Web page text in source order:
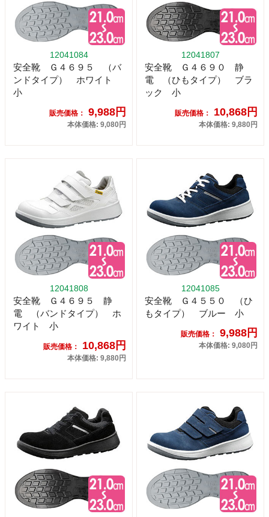
12041084
安全靴 Ｇ４６９５ （バ
ンドタイプ） ホワイト
小
販売価格： 9,988円
本体価格: 9,080円
12041807
安全靴 Ｇ４６９０ 静
電 （ひもタイプ） ブラ
ック 小
販売価格： 10,868円
本体価格: 9,880円
12041808
安全靴 Ｇ４６９５ 静
電 （バンドタイプ） ホ
ワイト 小
販売価格： 10,868円
本体価格: 9,880円
12041085
安全靴 Ｇ４５５０ （ひ
もタイプ） ブルー 小
販売価格： 9,988円
本体価格: 9,080円